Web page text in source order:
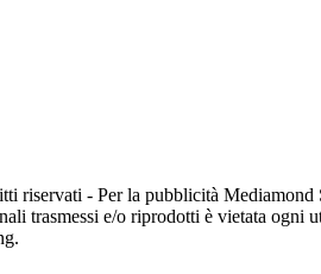
riservati - Per la pubblicità
trasmessi e/o riprodotti è vietata ogni